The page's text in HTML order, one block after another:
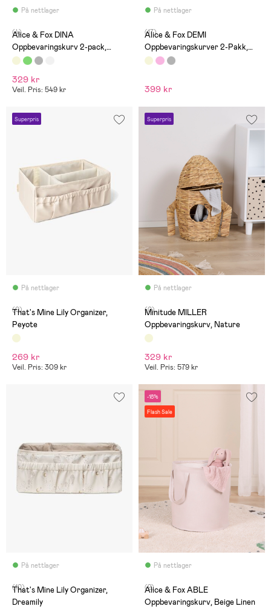
På nettlager
(4)
Alice & Fox DINA
Oppbevaringskurv 2-pack,
Beige
329 kr
Veil. Pris: 549 kr
På nettlager
(17)
Alice & Fox DEMI
Oppbevaringskurver 2-Pakk,
Beige Linen
399 kr
Superpris
På nettlager
(0)
That's Mine Lily Organizer,
Peyote
269 kr
Veil. Pris: 309 kr
Superpris
På nettlager
(0)
Minitude MILLER
Oppbevaringskurv, Nature
329 kr
Veil. Pris: 579 kr
På nettlager
(10)
That's Mine Lily Organizer,
Dreamily
-18%
Flash Sale
På nettlager
(2)
Alice & Fox ABLE
Oppbevaringskurv, Beige Linen